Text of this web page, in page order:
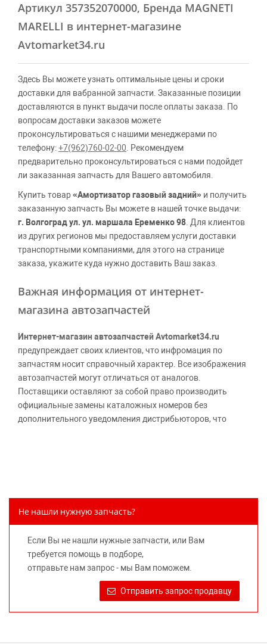
Артикул 357352070000, Бренда MAGNETI
MARELLI в интернет-магазине
Avtomarket34.ru
Здесь Вы можете узнать оптимальные цены и сроки
доставки для вабранной запчасти. Заказанные позиции
доставляются в пункт выдачи после оплаты заказа. По
вопросам доставки заказов можете
проконсультироваться с нашими менеджерами по
телефону:+7(962)760-02-00 . Рекомендуем
предварительно проконсультироваться с нами подойдет
ли заказанная запчасть для Вашего автомобиля.
Купить товар«Амортизатор газовый задний» и получить
заказанную запчасть Вы можете в нашей точке выдачи:
г. Волгоград ул. ул. маршала Еременко 98 . Для клиентов
из других регионов мы предоставляем услуги доставки
транспортными компаниями, для этого на странице
заказа, укажите куда нужно доставить Ваш заказ.
Важная информация от интернет-
магазина автозапчастей
Интернет-магазин автозапчастей Avtomarket34.ru
предупреждает своих клиентов, что инфромация по
запчастям носит справочный характер. Все изображения
автозапчастей могут отличаться от аналогов.
Поставщики оставляют за собой право производить
официальные замены каталожных номеров без
дополнительного уведомления дистрибьюторов, что
потребительские свойства товара. Данная информация
автомобилей и их производителей, не нарушает права
правообладателей указанных товарных знаков.
Требование предоставлять покупателю необходимую и
достоверную информацию о товаре, предлагаемом к
продаже, обеспечивающую возможность их правильного
Не нашли нужную запчасть?
Если Вы не нашли нужные запчасти, или Вам
требуется помощь в подборе,
отправьте нам запрос - мы Вам поможем.
Отправить запрос продавцу